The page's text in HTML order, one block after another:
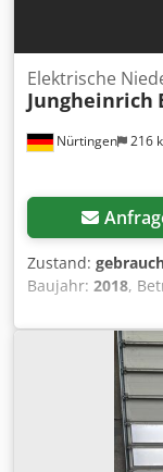
Nürtingen 216
Elektrische
Jungheinrich
Zustand:
Baujahr: 2018,
Kraftstofftyp:
,
Gesamtgewicht:
Seriennummer:
Ah (Baujahr 2018)